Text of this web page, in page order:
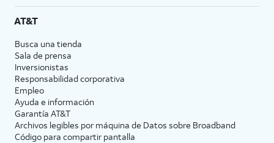
AT&T
Busca una tienda
Sala de prensa
Inversionistas
Responsabilidad corporativa
Empleo
Ayuda e información
Garantía AT&T
Archivos legibles por máquina de Datos sobre Broadband
Código para compartir pantalla